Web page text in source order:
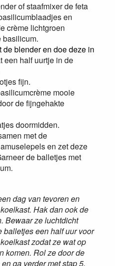
of staafmixer de feta
en
crème lichtgroen
basilicum.
de blender en doe deze in
een half uurtje in de
fijn.
mooie
de fijngehakte
doormidden.
met de
en zet deze
de balletjes met
dag van tevoren en
Hak dan ook de
Bewaar ze luchtdicht
balletjes een half uur voor
zodat ze wat op
komen. Rol ze door de
ga verder met stap 5.